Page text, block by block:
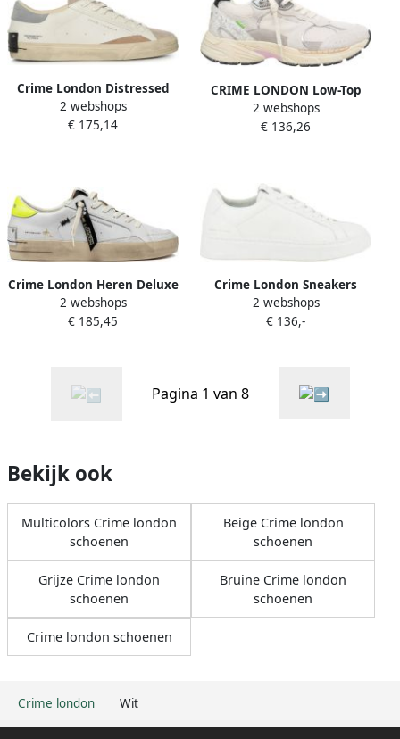
Crime london Wit
Crime London Distressed
Sneaker
2 webshops
€ 175,14
CRIME LONDON Low-Top
Sneakers Fugitive' Sneakers
in wit
2 webshops
€ 136,26
Crime London Heren Deluxe
SK8 Sneakers Ss25
2 webshops
€ 185,45
Crime London Sneakers
Weightless LOW TOP
13474Pp4.10 Wit Heren
2 webshops
€ 136,-
Pagina 1 van 8
Bekijk ook
Multicolors Crime london
schoenen
Beige Crime london
schoenen
Grijze Crime london
schoenen
Bruine Crime london
schoenen
Crime london schoenen